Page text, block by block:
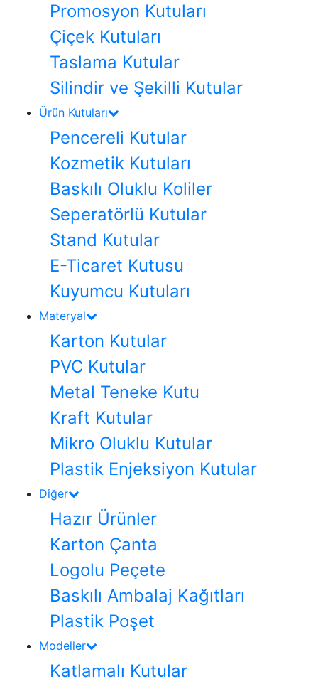
Promosyon Kutuları
Çiçek Kutuları
Taslama Kutular
Silindir ve Şekilli Kutular
Ürün Kutuları
Pencereli Kutular
Kozmetik Kutuları
Baskılı Oluklu Koliler
Seperatörlü Kutular
Stand Kutular
E-Ticaret Kutusu
Kuyumcu Kutuları
Materyal
Karton Kutular
PVC Kutular
Metal Teneke Kutu
Kraft Kutular
Mikro Oluklu Kutular
Plastik Enjeksiyon Kutular
Diğer
Hazır Ürünler
Karton Çanta
Logolu Peçete
Baskılı Ambalaj Kağıtları
Plastik Poşet
Modeller
Katlamalı Kutular